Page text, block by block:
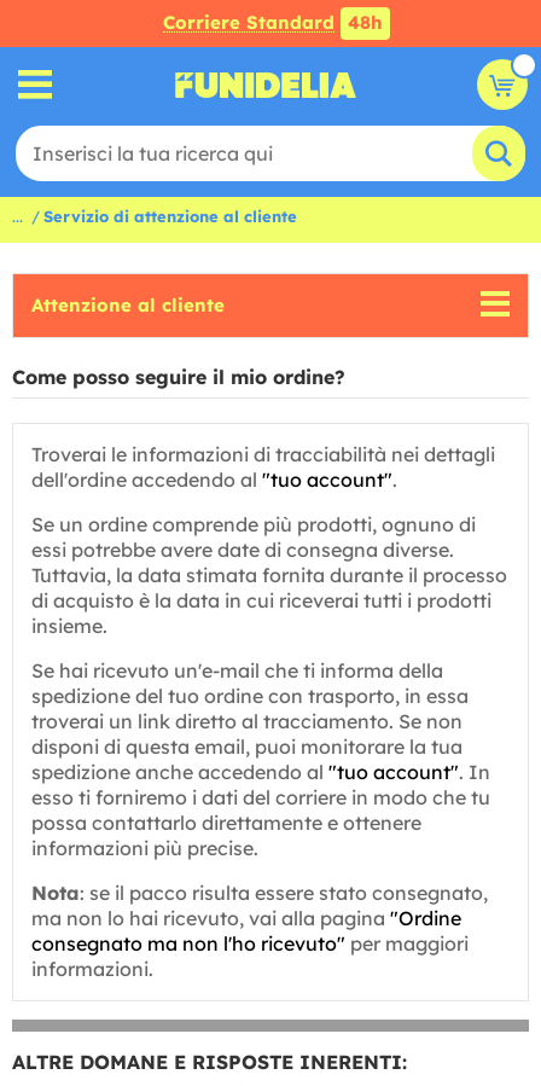
Corriere Standard 48h
... Servizio di attenzione al cliente
Attenzione al cliente
Come posso seguire il mio ordine?
Troverai le informazioni di tracciabilità nei dettagli
dell'ordine accedendo al "tuo account".
Se un ordine comprende più prodotti, ognuno di
essi potrebbe avere date di consegna diverse.
Tuttavia, la data stimata fornita durante il processo
di acquisto è la data in cui riceverai tutti i prodotti
insieme.
Se hai ricevuto un'e-mail che ti informa della
spedizione del tuo ordine con trasporto, in essa
troverai un link diretto al tracciamento. Se non
disponi di questa email, puoi monitorare la tua
spedizione anche accedendo al "tuo account". In
esso ti forniremo i dati del corriere in modo che tu
possa contattarlo direttamente e ottenere
informazioni più precise.
Nota: se il pacco risulta essere stato consegnato,
ma non lo hai ricevuto, vai alla pagina "Ordine
consegnato ma non l'ho ricevuto" per maggiori
informazioni.
ALTRE DOMANE E RISPOSTE INERENTI: